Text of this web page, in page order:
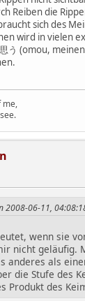
Reiben die
sich des
wird in vielen
う (omou,
me,
2008-06-11,
wenn sie
nicht geläufig.
anderes als
die Stufe des
Produkt des